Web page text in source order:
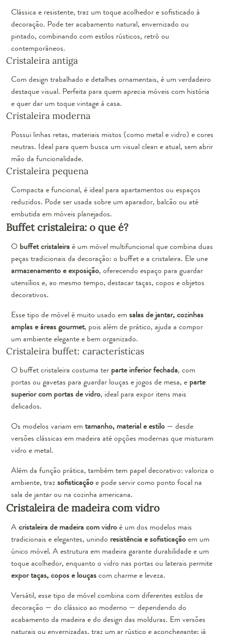
Clássica e resistente, traz um toque acolhedor e sofisticado à
decoração. Pode ter acabamento natural, envernizado ou
pintado, combinando com estilos rústicos, retrô ou
contemporâneos.
Cristaleira antiga
Com design trabalhado e detalhes ornamentais, é um verdadeiro
destaque visual. Perfeita para quem aprecia móveis com história
e quer dar um toque vintage à casa.
Cristaleira moderna
Possui linhas retas, materiais mistos (como metal e vidro) e cores
neutras. Ideal para quem busca um visual clean e atual, sem abrir
mão da funcionalidade.
Cristaleira pequena
Compacta e funcional, é ideal para apartamentos ou espaços
reduzidos. Pode ser usada sobre um aparador, balcão ou até
embutida em móveis planejados.
Buffet cristaleira: o que é?
O buffet cristaleiraé um móvel multifuncional que combina duas
peças tradicionais da decoração: o buffet e a cristaleira. Ele une
armazenamento e exposição, oferecendo espaço para guardar
utensílios e, ao mesmo tempo, destacar taças, copos e objetos
decorativos.
Esse tipo de móvel é muito usado emsalas de jantar, cozinhas
amplas e áreas gourmet, pois além de prático, ajuda a compor
um ambiente elegante e bem organizado.
Cristaleira buffet: características
O buffet cristaleira costuma ter parte inferior fechada, com
portas ou gavetas para guardar louças e jogos de mesa, e parte
superior com portas de vidro, ideal para expor itens mais
delicados.
Os modelos variam emtamanho, material e estilo — desde
versões clássicas em madeira até opções modernas que misturam
vidro e metal.
Além da função prática, também tem papel decorativo: valoriza o
ambiente, traz sofisticaçãoe pode servir como ponto focal na
sala de jantar ou na cozinha americana.
Cristaleira de madeira com vidro
Acristaleira de madeira com vidroé um dos modelos mais
tradicionais e elegantes, unindo resistência e sofisticaçãoem um
único móvel. A estrutura em madeira garante durabilidade e um
toque acolhedor, enquanto o vidro nas portas ou laterais permite
expor taças, copos e louçascom charme e leveza.
Versátil, esse tipo de móvel combina com diferentes estilos de
decoração — do clássico ao moderno — dependendo do
acabamento da madeira e do design das molduras. Em versões
naturais ou envernizadas, traz um ar rústico e aconchegante; já